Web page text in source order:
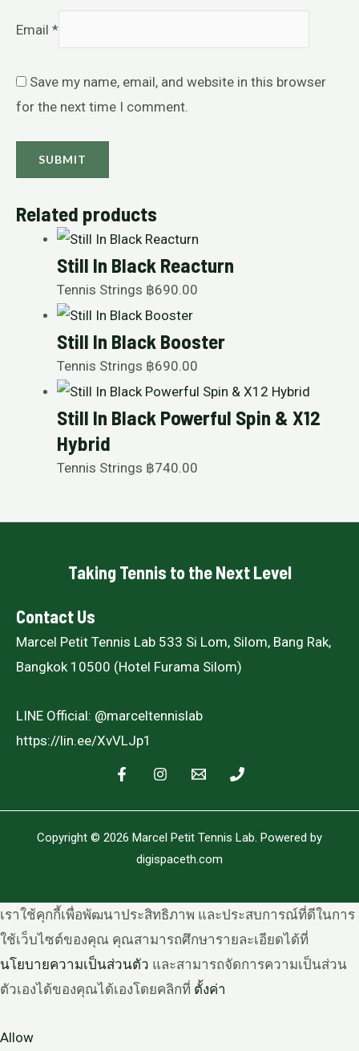
Email *
Save my name, email, and website in this browser
for the next time I comment.
Related products
Still In Black Reacturn
Tennis Strings ฿690.00
Still In Black Booster
Tennis Strings ฿690.00
Still In Black Powerful Spin & X12
Hybrid
Tennis Strings ฿740.00
Taking Tennis to the Next Level
Contact Us
Marcel Petit Tennis Lab 533 Si Lom, Silom, Bang Rak,
Bangkok 10500 (Hotel Furama Silom)
LINE Official: @marceltennislab
https://lin.ee/XvVLJp1
Copyright © 2026 Marcel Petit Tennis Lab. Powered by
digispaceth.com
เราใช้คุกกี้เพื่อพัฒนาประสิทธิภาพ และประสบการณ์ที่ดีในการ
ใช้เว็บไซต์ของคุณ คุณสามารถศึกษารายละเอียดได้ที่
นโยบายความเป็นส่วนตัว และสามารถจัดการความเป็นส่วน
ตัวเองได้ของคุณได้เองโดยคลิกที่ ตั้งค่า
Allow